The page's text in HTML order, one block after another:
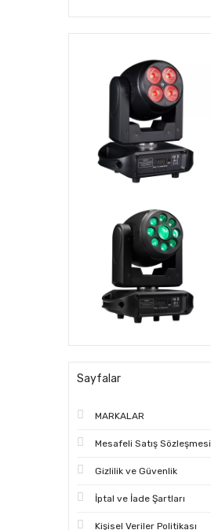
Sayfalar
MARKALAR
Mesafeli Satış Sözleşmesi
Gizlilik ve Güvenlik
İptal ve İade Şartları
Kişisel Veriler Politikası